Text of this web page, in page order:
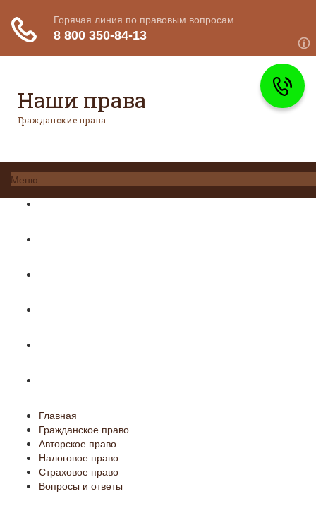
Наши права
Гражданские права
Меню
Главная
Гражданское право
Авторское право
Налоговое право
Страховое право
Вопросы и ответы